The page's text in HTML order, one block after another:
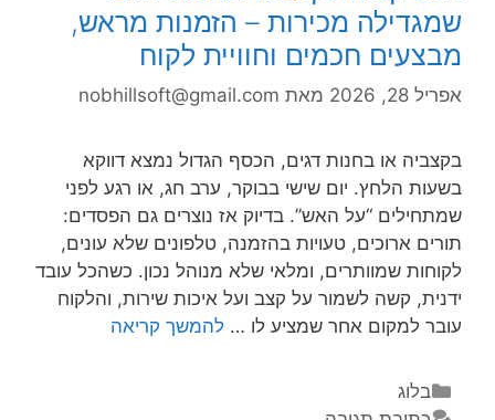
שמגדילה מכירות – הזמנות מראש,
מבצעים חכמים וחוויית לקוח
אפריל 28, 2026 מאת nobhillsoft@gmail.com
בקצביה או בחנות דגים, הכסף הגדול נמצא דווקא
בשעות הלחץ. יום שישי בבוקר, ערב חג, או רגע לפני
שמתחילים “על האש”. בדיוק אז נוצרים גם הפסדים:
תורים ארוכים, טעויות בהזמנה, טלפונים שלא עונים,
לקוחות שמוותרים, ומלאי שלא מנוהל נכון. כשהכל עובד
ידנית, קשה לשמור על קצב ועל איכות שירות, והלקוח
עובר למקום אחר שמציע לו … להמשך קריאה
בלוג